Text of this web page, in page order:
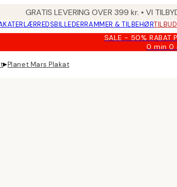
GRATIS LEVERING OVER 399 kr. • VI
LÆRREDSBILLEDERRAMMER & TILBEHØRTILBUD
SALE - 50% RABAT
0 min0
▸Planet Mars Plakat